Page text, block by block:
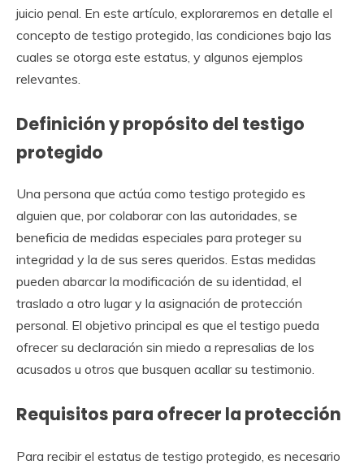
juicio penal. En este artículo, exploraremos en detalle el
concepto de testigo protegido, las condiciones bajo las
cuales se otorga este estatus, y algunos ejemplos
relevantes.
Definición y propósito del testigo
protegido
Una persona que actúa como testigo protegido es
alguien que, por colaborar con las autoridades, se
beneficia de medidas especiales para proteger su
integridad y la de sus seres queridos. Estas medidas
pueden abarcar la modificación de su identidad, el
traslado a otro lugar y la asignación de protección
personal. El objetivo principal es que el testigo pueda
ofrecer su declaración sin miedo a represalias de los
acusados u otros que busquen acallar su testimonio.
Requisitos para ofrecer la protección
Para recibir el estatus de testigo protegido, es necesario